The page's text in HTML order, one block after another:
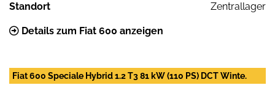
Standort Zentrallager
Details zum Fiat 600 anzeigen
Fiat 600 Speciale Hybrid 1.2 T3 81 kW (110 PS) DCT Winte.